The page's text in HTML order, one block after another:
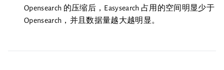
Opensearch 的压缩后，Easysearch 占用的空间明显少于
Opensearch，并且数据量越大越明显。